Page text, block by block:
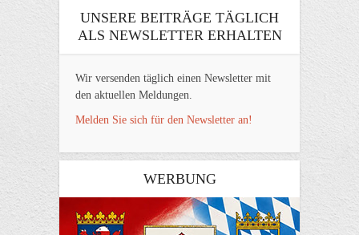
UNSERE BEITRÄGE TÄGLICH
ALS NEWSLETTER ERHALTEN
Wir versenden täglich einen Newsletter mit
den aktuellen Meldungen.
Melden Sie sich für den Newsletter an!
WERBUNG